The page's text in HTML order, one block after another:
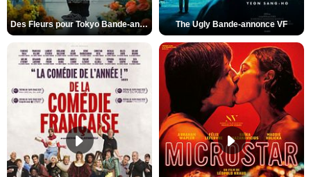
Des Fleurs pour Tokyo Bande-annonce VO STFR The Ugly Bande-annonce VF